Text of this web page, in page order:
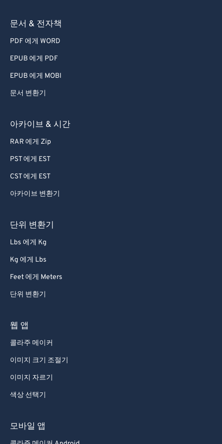
문서 & 전자책
PDF 에게 WORD
EPUB 에게 PDF
EPUB 에게 MOBI
문서 변환기
아카이브 & 시간
RAR 에게 Zip
PST 에게 EST
CST 에게 EST
아카이브 변환기
단위 변환기
Lbs 에게 Kg
Kg 에게 Lbs
Feet 에게 Meters
단위 변환기
웹 앱
콜라주 메이커
이미지 크기 조절기
이미지 자르기
색상 선택기
모바일 앱